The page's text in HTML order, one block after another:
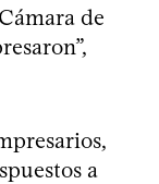
de
a